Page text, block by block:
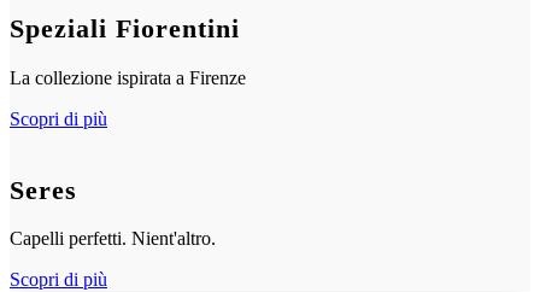
Speziali Fiorentini
La collezione ispirata a Firenze
Scopri di più
Seres
Capelli perfetti. Nient'altro.
Scopri di più